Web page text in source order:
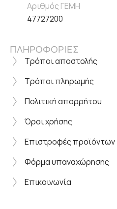
Αριθμός ΓΕΜΗ
47727200
ΠΛΗΡΟΦΟΡΙΕΣ
Τρόποι αποστολής
Τρόποι πληρωμής
Πολιτική απορρήτου
Όροι χρήσης
Επιστροφές προϊόντων
Φόρμα υπαναχώρησης
Επικοινωνία